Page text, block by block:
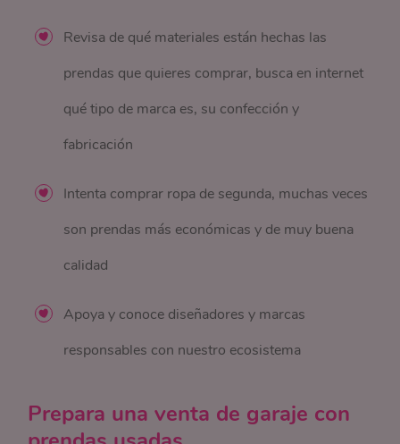
Revisa de qué materiales están hechas las
prendas que quieres comprar, busca en internet
qué tipo de marca es, su confección y
fabricación
Intenta comprar ropa de segunda, muchas veces
son prendas más económicas y de muy buena
calidad
Apoya y conoce diseñadores y marcas
responsables con nuestro ecosistema
Prepara una venta de garaje con